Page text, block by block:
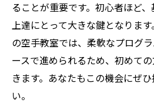
初心者必見！熊本県宇土市
の強さ
空手がもたらす精神力
ストレス解消に役立つ
空手で培う忍耐力と集
ることが重要です。初心者ほど
上達にとって大きな鍵となりま
の空手教室では、柔軟なプログ
ースで進められるため、初めて
きます。あなたもこの機会にぜ
い。